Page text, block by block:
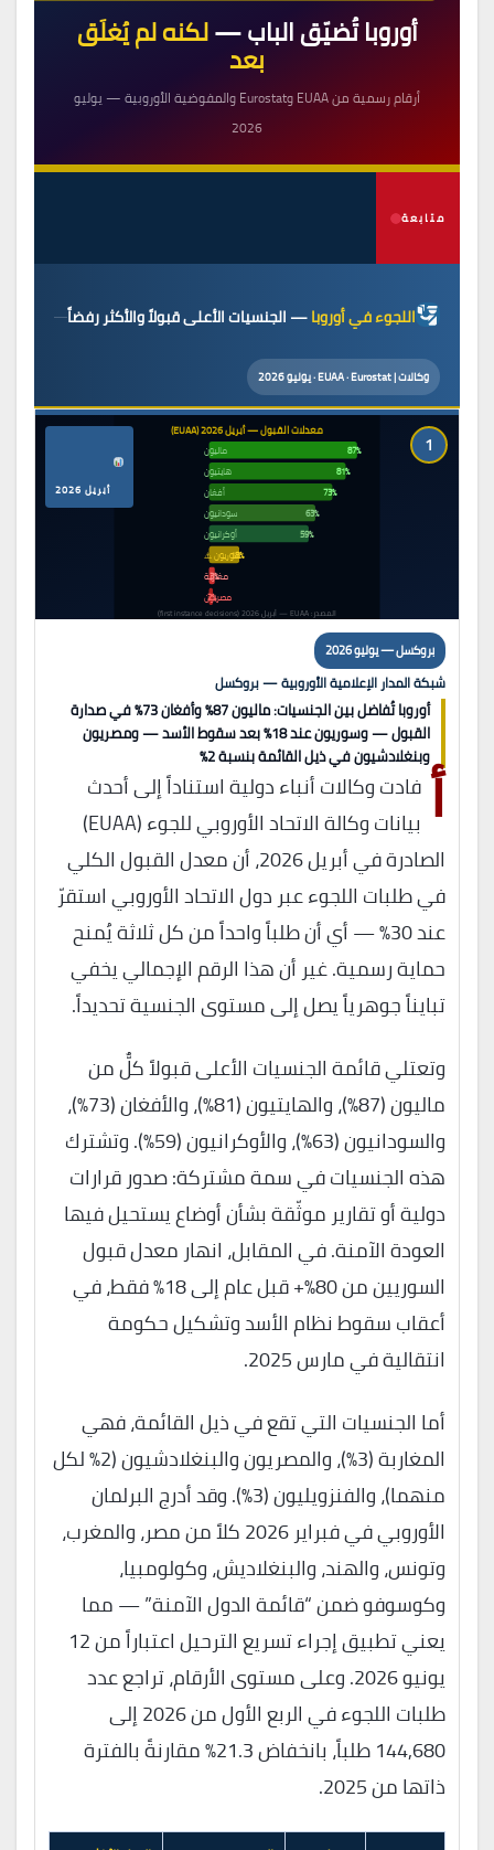
أوروبا تُضيّق الباب —لكنه لم يُغلَق
بعد
أرقام رسمية من EUAA وEurostat والمفوضية الأوروبية — يوليو
2026
متابعة
اللجوء في أوروبا— الجنسيات الأعلى قبولاً والأكثر رفضاً
وكالات | EUAA · Eurostat · يوليو 2026
معدلات القبول — أبريل 2026 (EUAA)
ماليون
87%
هايتيون
81%
أفغان 73%
سودانيون
63%
أوكرانيون
59%
سوريون ⚠️
18%
مغاربة
3%
مصريون
2%
المصدر: EUAA — أبريل 2026 (first instance decisions)
1
أبريل 2026
بروكسل — يوليو 2026
شبكة المدار الإعلامية الأوروبية — بروكسل
أوروبا تُفاضل بين الجنسيات: ماليون 87% وأفغان 73% في صدارة
القبول — وسوريون عند 18% بعد سقوط الأسد — ومصريون
وبنغلادشيون في ذيل القائمة بنسبة 2%أ فادت وكالات أنباء دولية استناداً إلى أحدث
بيانات وكالة الاتحاد الأوروبي للجوء (EUAA)
الصادرة في أبريل 2026، أن معدل القبول الكلي
في طلبات اللجوء عبر دول الاتحاد الأوروبي استقرّ
عند 30% — أي أن طلباً واحداً من كل ثلاثة يُمنح
حماية رسمية. غير أن هذا الرقم الإجمالي يخفي
تبايناً جوهرياً يصل إلى مستوى الجنسية تحديداً.
وتعتلي قائمة الجنسيات الأعلى قبولاً كلٌّ من
ماليون (87%)، والهايتيون (81%)، والأفغان (73%)،
والسودانيون (63%)، والأوكرانيون (59%). وتشترك
هذه الجنسيات في سمة مشتركة: صدور قرارات
دولية أو تقارير موثّقة بشأن أوضاع يستحيل فيها
العودة الآمنة. في المقابل، انهار معدل قبول
السوريين من 80%+ قبل عام إلى 18% فقط، في
أعقاب سقوط نظام الأسد وتشكيل حكومة
انتقالية في مارس 2025.
أما الجنسيات التي تقع في ذيل القائمة، فهي
المغاربة (3%)، والمصريون والبنغلادشيون (2% لكل
منهما)، والفنزويليون (3%). وقد أدرج البرلمان
الأوروبي في فبراير 2026 كلاً من مصر، والمغرب،
وتونس، والهند، والبنغلاديش، وكولومبيا،
وكوسوفو ضمن “قائمة الدول الآمنة” — مما
يعني تطبيق إجراء تسريع الترحيل اعتباراً من 12
يونيو 2026. وعلى مستوى الأرقام، تراجع عدد
طلبات اللجوء في الربع الأول من 2026 إلى
144,680 طلباً، بانخفاض 21.3% مقارنةً بالفترة
ذاتها من 2025.